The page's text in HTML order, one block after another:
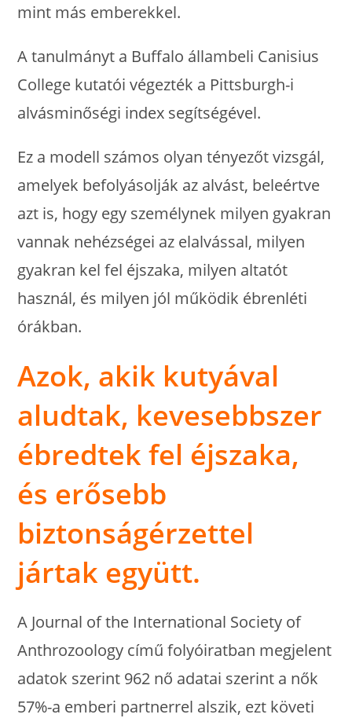
mint más emberekkel.
A tanulmányt a Buffalo állambeli Canisius
College kutatói végezték a Pittsburgh-i
alvásminőségi index segítségével.
Ez a modell számos olyan tényezőt vizsgál,
amelyek befolyásolják az alvást, beleértve
azt is, hogy egy személynek milyen gyakran
vannak nehézségei az elalvással, milyen
gyakran kel fel éjszaka, milyen altatót
használ, és milyen jól működik ébrenléti
órákban.
Azok, akik kutyával
aludtak, kevesebbszer
ébredtek fel éjszaka,
és erősebb
biztonságérzettel
jártak együtt.
A Journal of the International Society of
Anthrozoology című folyóiratban megjelent
adatok szerint 962 nő adatai szerint a nők
57%-a emberi partnerrel alszik, ezt követi